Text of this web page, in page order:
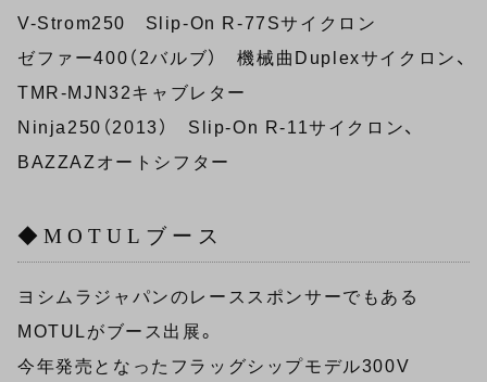
V-Strom250 Slip-On R-77Sサイクロン
ゼファー400（2バルブ） 機械曲Duplexサイクロン、
TMR-MJN32キャブレター
Ninja250（2013） Slip-On R-11サイクロン、
BAZZAZオートシフター
◆MOTULブース
ヨシムラジャパンのレーススポンサーでもある
MOTULがブース出展。
今年発売となったフラッグシップモデル300V